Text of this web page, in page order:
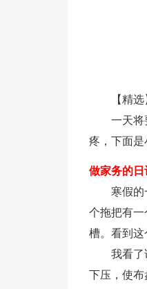
【精
一天将
疼，下面是
做家务的日
寒假
个拖把有
槽。看到这
我看了
下压，使布